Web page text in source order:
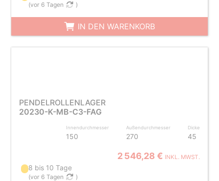
(vor 6 Tagen )
IN DEN WARENKORB
PENDELROLLENLAGER
20230-K-MB-C3-FAG
Innendurchmesser
150
Außendurchmesser
270
Dicke
45
2 546,28 € INKL. MWST.
8 bis 10 Tage
(vor 6 Tagen )